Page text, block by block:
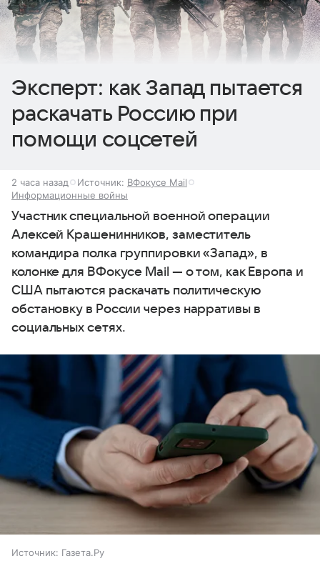
Эксперт: как Запад пытается
раскачать Россию при
помощи соцсетей
2 часа назад Источник: ВФокусе Mail
Информационные войны
Участник специальной военной операции
Алексей Крашенинников, заместитель
командира полка группировки «Запад», в
колонке для ВФокусе Mail — о том, как Европа и
США пытаются раскачать политическую
обстановку в России через нарративы в
социальных сетях.
Источник: Газета.Ру